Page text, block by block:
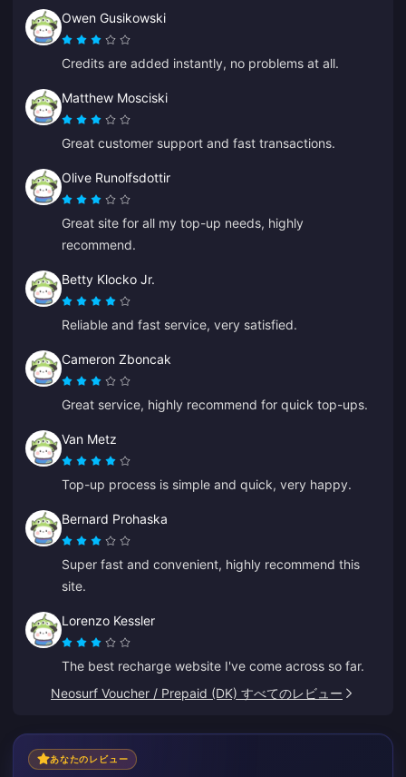
Owen Gusikowski
Credits are added instantly, no problems at all.
Matthew Mosciski
Great customer support and fast transactions.
Olive Runolfsdottir
Great site for all my top-up needs, highly
recommend.
Betty Klocko Jr.
Reliable and fast service, very satisfied.
Cameron Zboncak
Great service, highly recommend for quick top-ups.
Van Metz
Top-up process is simple and quick, very happy.
Bernard Prohaska
Super fast and convenient, highly recommend this
site.
Lorenzo Kessler
The best recharge website I've come across so far.
Neosurf Voucher / Prepaid (DK) すべてのレビュー
あなたのレビュー